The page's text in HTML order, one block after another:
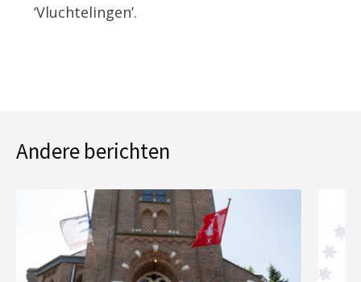
‘Vluchtelingen’.
Andere berichten